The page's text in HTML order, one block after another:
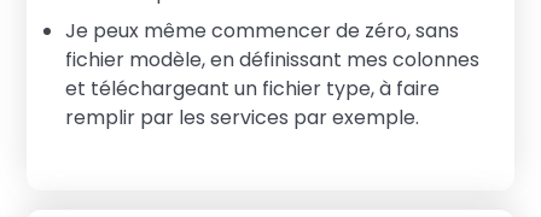
Je peux même commencer de zéro, sans
fichier modèle, en définissant mes colonnes
et téléchargeant un fichier type, à faire
remplir par les services par exemple.